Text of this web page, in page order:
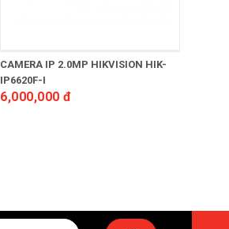
CAMERA IP 2.0MP HIKVISION HIK-
IP6620F-I
6,000,000 đ